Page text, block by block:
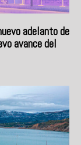
adelanto de
avance del